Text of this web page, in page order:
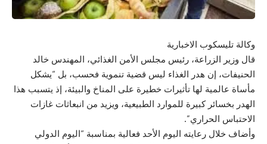
وكالة تليسكوب الاخبارية
قال وزير الزراعة، رئيس مجلس الأمن الغذائي، المهندس خالد
الحنيفات، إن هدر الغذاء ليس قضية تنموية فحسب، بل “يشكل
مأساة عالمية لها تأثيرات خطيرة على المناخ والبيئة، إذ يتسبب هذا
الهدر بخسائر كبيرة للموارد الطبيعية، ويزيد من انبعاثات غازات
الاحتباس الحراري”.
وأضاف خلال رعايته اليوم الأحد فعالية بمناسبة “اليوم الدولي